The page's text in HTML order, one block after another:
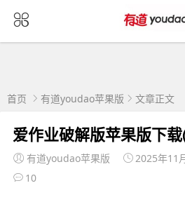
首页 有道youdao苹果版 文章正文
爱作业破解版苹果版下
有道youdao苹果版 2025年11
10